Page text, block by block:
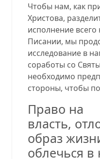
Чтобы нам, как
Христова,
исполнение
Писании, мы
исследование в
соработы со
необходимо
стороны, чтобы
Право на
власть,
образ
облечься